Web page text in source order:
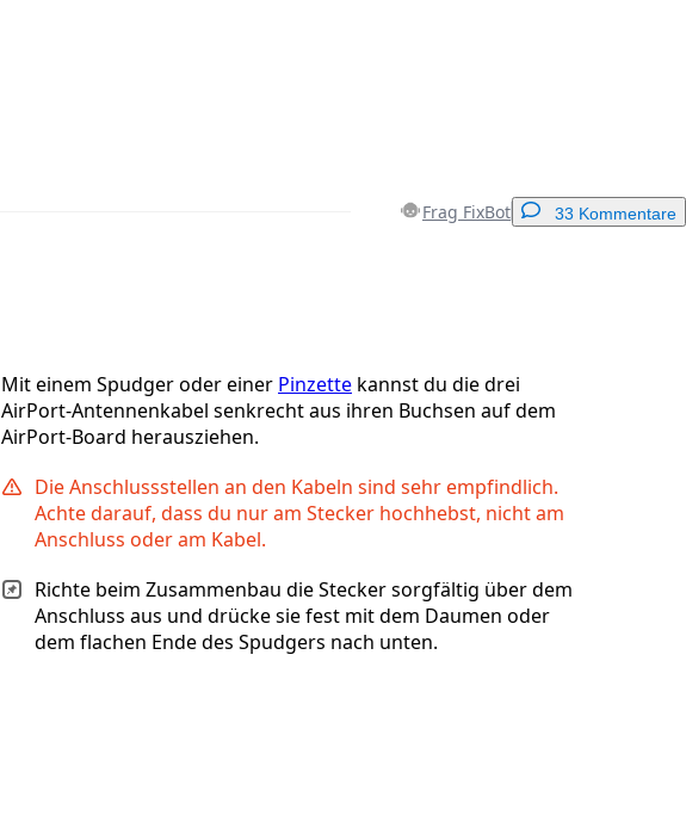
Frag FixBot 33 Kommentare
Mit einem Spudger oder einer Pinzette kannst du die drei
AirPort-Antennenkabel senkrecht aus ihren Buchsen auf dem
AirPort-Board herausziehen.
Die Anschlussstellen an den Kabeln sind sehr empfindlich.
Achte darauf, dass du nur am Stecker hochhebst, nicht am
Anschluss oder am Kabel.
Richte beim Zusammenbau die Stecker sorgfältig über dem
Anschluss aus und drücke sie fest mit dem Daumen oder
dem flachen Ende des Spudgers nach unten.